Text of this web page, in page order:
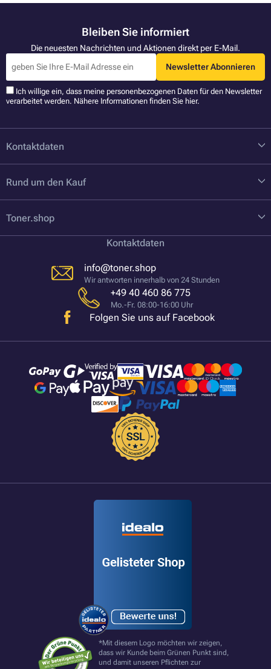
Bleiben Sie informiert
Die neuesten Nachrichten und Aktionen direkt per E-Mail.
Newsletter Abonnieren
Ich willige ein, dass meine personenbezogenen Daten für den Newsletter
verarbeitet werden. Nähere Informationen finden Sie hier.
Kontaktdaten
Rund um den Kauf
Toner.shop
Kontaktdaten
info@toner.shop
Wir antworten innerhalb von 24 Stunden
+49 40 460 86 775
Mo.-Fr. 08:00-16:00 Uhr
Folgen Sie uns auf Facebook
*Mit diesem Logo möchten wir zeigen,
dass wir Kunde beim Grünen Punkt sind,
und damit unseren Pflichten zur